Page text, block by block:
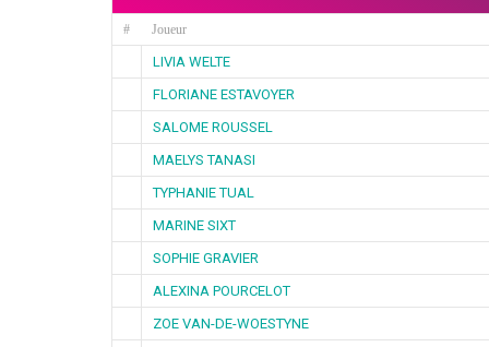
# Joueur
LIVIA WELTE
FLORIANE ESTAVOYER
SALOME ROUSSEL
MAELYS TANASI
TYPHANIE TUAL
MARINE SIXT
SOPHIE GRAVIER
ALEXINA POURCELOT
ZOE VAN-DE-WOESTYNE